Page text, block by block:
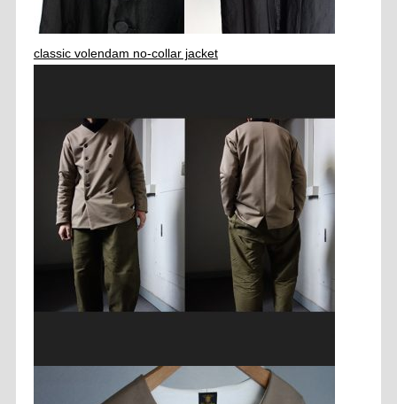
classic volendam no-collar jacket